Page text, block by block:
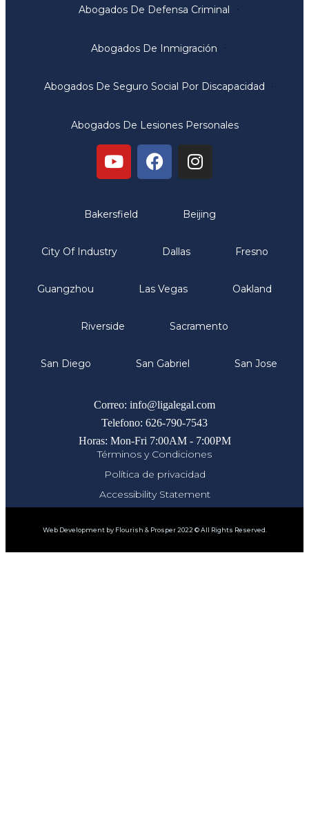
Abogados De Defensa Criminal
Abogados De Inmigración
Abogados De Seguro Social Por Discapacidad
Abogados De Lesiones Personales
Bakersfield Beijing
City Of Industry Dallas Fresno
Guangzhou Las Vegas Oakland
Riverside Sacramento
San Diego San Gabriel San Jose
Correo: info@ligalegal.com
Telefono: 626-790-7543
Horas: Mon-Fri 7:00AM - 7:00PM
Términos y Condiciones
Política de privacidad
Accessibility Statement
Web Development by Flourish & Prosper 2022 © All Rights Reserved.